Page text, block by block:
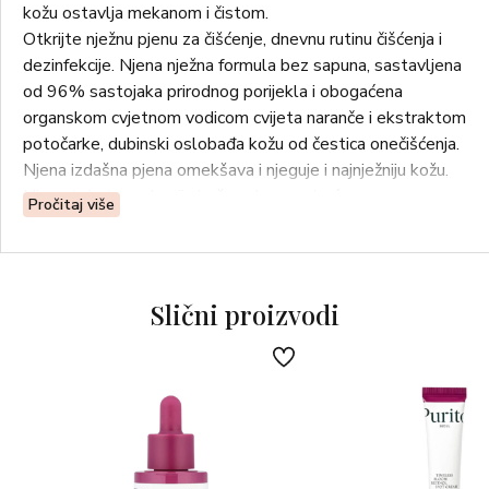
kožu ostavlja mekanom i čistom.
Otkrijte nježnu pjenu za čišćenje, dnevnu rutinu čišćenja i
dezinfekcije. Njena nježna formula bez sapuna, sastavljena
od 96% sastojaka prirodnog porijekla i obogaćena
organskom cvjetnom vodicom cvijeta naranče i ekstraktom
potočarke, dubinski oslobađa kožu od čestica onečišćenja.
Njena izdašna pjena omekšava i njeguje i najnježniju kožu.
Njena tekstura obavija kožu velom mekoće.
Učinkovito uklanja nečistoće 100%*
Otpušta čestice nečistoće 100%*
Koža je svježa, a ten blistav 100%*
*Test uporabe proveden na 20 volontera. Primjena 1 do 2
96% sastojaka prirodnog porijekla, veganski proizvod.
Upute za upotrebu: Svakodnevno nanesite na vlažnu kožu,
umasirajte kružnim pokretima i isperite čistom vodom.
Pročitaj više
Slični proizvodi